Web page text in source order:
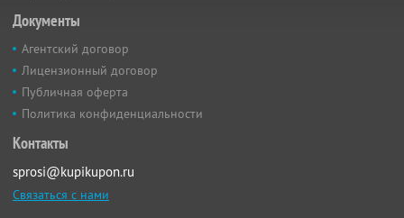
Документы
Агентский договор
Лицензионный договор
Публичная оферта
Политика конфиденциальности
Контакты
sprosi@kupikupon.ru
Связаться с нами